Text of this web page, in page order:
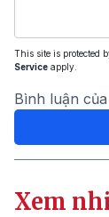
This site is protected
Service apply.
Bình luận
Xem